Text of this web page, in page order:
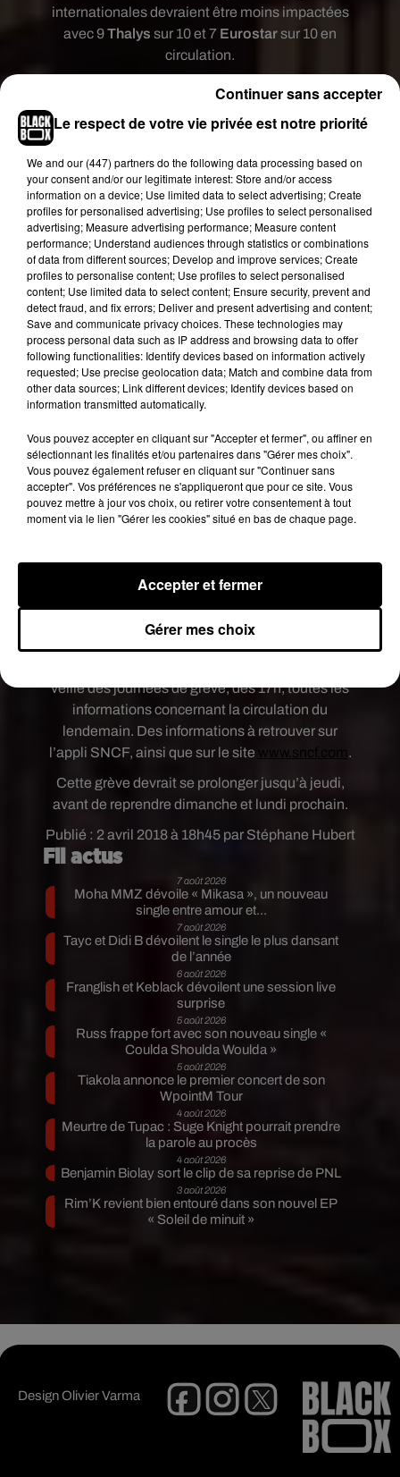
Publié : 2 avril 2018 à 18h45 par Stéphane Hubert
internationales devraient être moins impactées
avec 9Thalys sur 10 et 7 Eurostarsur 10 en
circulation.
, ce sera seulement 1 train sur
Les
grève avec seulement 20 % de trafic confirmé. Un
chiffre un peu tronqué, puisque 5% des trajets
seront assurés en train, et 15 % en bus.
LesTransiliensse montreront, eux aussi, assez
rares sur les lignes d’Ile-de-France, avec 28 % de
trafic assuré. Ici encore, certaines disparités sont
à prévoir. Les lignes R et U ne circuleront pas, tout
comme certaines branches de la ligne P. La ligne
H sera, elle, moins impactée avec 40 % du trafic
assuré.
Alain Krakovitch, le directeur général SNCF
Transilien, recommande la plus grande prudence
aux usagers afin qu’ils ne se déplacent pas pour
rien dans les gares.
"Attention, certaines parties de lignes pourront
malheureusement ne pas être desservies du
tout. Nous déconseillons donc absolument à
les trains de la vie quotidienne. Nous n’aurons
pas le nombre de trains nécessaires pour assurer
un transport pour tout le monde."
veille des journées de grève, dès 17h, toutes les
informations concernant la circulation du
lendemain. Des informations à retrouver sur
l’appli SNCF, ainsi que sur le site www.sncf.com.
Cette grève devrait se prolonger jusqu’à jeudi,
avant de reprendre dimanche et lundi prochain.
Fil actus
7 août 2026
Moha MMZ dévoile « Mikasa », un nouveau
single entre amour et...
7 août 2026
Tayc et Didi B dévoilent le single le plus dansant
de l’année
6 août 2026
Franglish et Keblack dévoilent une session live
surprise
5 août 2026
Russ frappe fort avec son nouveau single «
Coulda Shoulda Woulda »
5 août 2026
Tiakola annonce le premier concert de son
WpointM Tour
4 août 2026
Meurtre de Tupac : Suge Knight pourrait prendre
la parole au procès
4 août 2026
Benjamin Biolay sort le clip de sa reprise de PNL
3 août 2026
Rim’K revient bien entouré dans son nouvel EP
« Soleil de minuit »
DesignOlivier Varma
Le respect de votre vie privée est notre priorité
We and our (447) partnersdo the following data processing based on
your consent and/or our legitimate interest: Store and/or access
information on a device; Use limited data to select advertising; Create
profiles for personalised advertising; Use profiles to select personalised
advertising; Measure advertising performance; Measure content
performance; Understand audiences through statistics or combinations
of data from different sources; Develop and improve services; Create
profiles to personalise content; Use profiles to select personalised
content; Use limited data to select content; Ensure security, prevent and
detect fraud, and fix errors; Deliver and present advertising and content;
Save and communicate privacy choices. These technologies may
process personal data such as IP address and browsing data to offer
following functionalities: Identify devices based on information actively
requested; Use precise geolocation data; Match and combine data from
other data sources; Link different devices; Identify devices based on
information transmitted automatically.
Vous pouvez accepter en cliquant sur "Accepter et fermer", ou affiner en
sélectionnant les finalités et/ou partenaires dans "Gérer mes choix".
Vous pouvez également refuser en cliquant sur "Continuer sans
accepter". Vos préférences ne s'appliqueront que pour ce site. Vous
pouvez mettre à jour vos choix, ou retirer votre consentement à tout
moment via le lien "Gérer les cookies" situé en bas de chaque page.
Gérer mes choix
Accepter et fermer
Continuer sans accepter